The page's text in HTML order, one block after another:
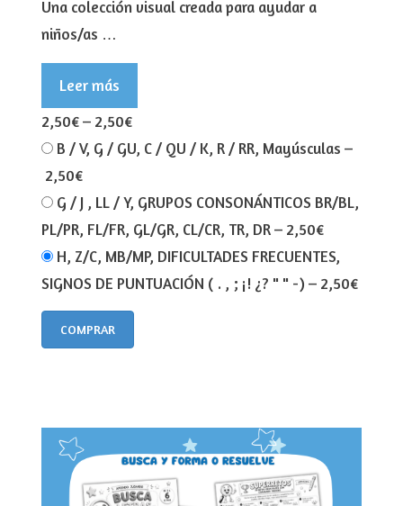
Una colección visual creada para ayudar a
niños/as …
Leer más
2,50€– 2,50€
B / V, G / GU, C / QU / K, R / RR, Mayúsculas –
2,50€
G / J , LL / Y, GRUPOS CONSONÁNTICOS BR/BL,
PL/PR, FL/FR, GL/GR, CL/CR, TR, DR– 2,50€
H, Z/C, MB/MP, DIFICULTADES FRECUENTES,
SIGNOS DE PUNTUACIÓN ( . , ; ¡! ¿? " " -) – 2,50€
COMPRAR